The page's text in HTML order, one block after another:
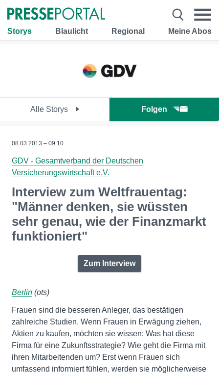
Storys Blaulicht Regional Meine Abos
Alle Storys Folgen
08.03.2013 – 09:10
GDV - Gesamtverband der Deutschen
Versicherungswirtschaft e.V.
Interview zum Weltfrauentag:
"Männer denken, sie wüssten
sehr genau, wie der Finanzmarkt
funktioniert"
Zum Interview
Berlin (ots)
Frauen sind die besseren Anleger, das bestätigen
zahlreiche Studien. Wenn Frauen in Erwägung ziehen,
Aktien zu kaufen, möchten sie wissen: Was hat diese
Firma für eine Zukunftsstrategie? Wie geht die Firma mit
ihren Mitarbeitenden um? Erst wenn Frauen sich
umfassend informiert fühlen, werden sie möglicherweise